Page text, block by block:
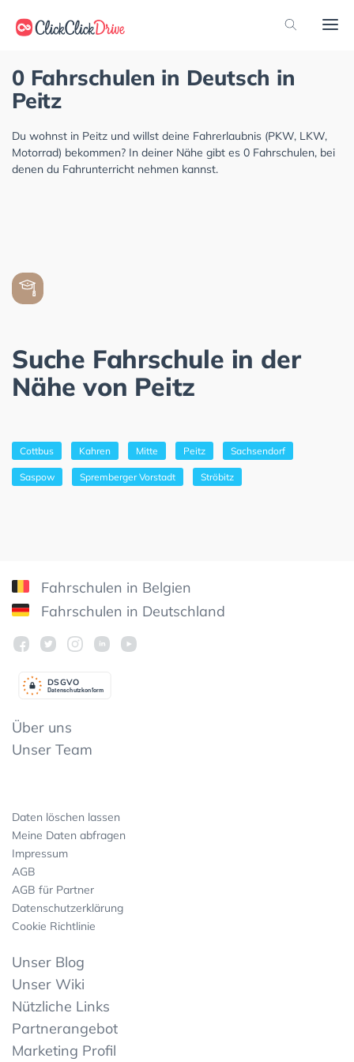
0 Fahrschulen in Deutsch in
Peitz
Du wohnst in Peitz und willst deine Fahrerlaubnis (PKW, LKW,
Motorrad) bekommen? In deiner Nähe gibt es 0 Fahrschulen, bei
denen du Fahrunterricht nehmen kannst.
Suche Fahrschule in der
Nähe von Peitz
Cottbus Kahren Mitte Peitz Sachsendorf
Saspow Spremberger Vorstadt Ströbitz
Fahrschulen in Belgien
Fahrschulen in Deutschland
Datenschutzkonform
DSGVO
Über uns
Unser Team
Daten löschen lassen
Meine Daten abfragen
Impressum
AGB
AGB für Partner
Datenschutzerklärung
Cookie Richtlinie
Unser Blog
Unser Wiki
Nützliche Links
Partnerangebot
Marketing Profil